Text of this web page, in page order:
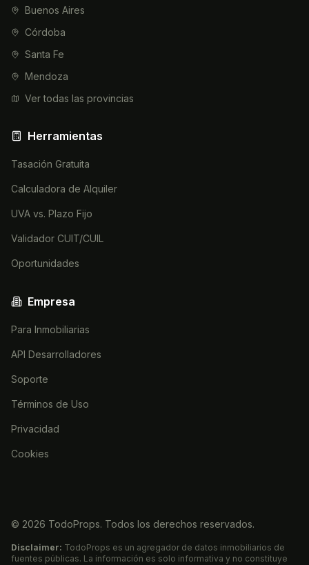
Buenos Aires
Córdoba
Santa Fe
Mendoza
Ver todas las provincias
Herramientas
Tasación Gratuita
Calculadora de Alquiler
UVA vs. Plazo Fijo
Validador CUIT/CUIL
Oportunidades
Empresa
Para Inmobiliarias
API Desarrolladores
Soporte
Términos de Uso
Privacidad
Cookies
© 2026 TodoProps. Todos los derechos reservados.
Disclaimer: TodoProps es un agregador de datos inmobiliarios de
fuentes públicas. La información es solo informativa y no constituye